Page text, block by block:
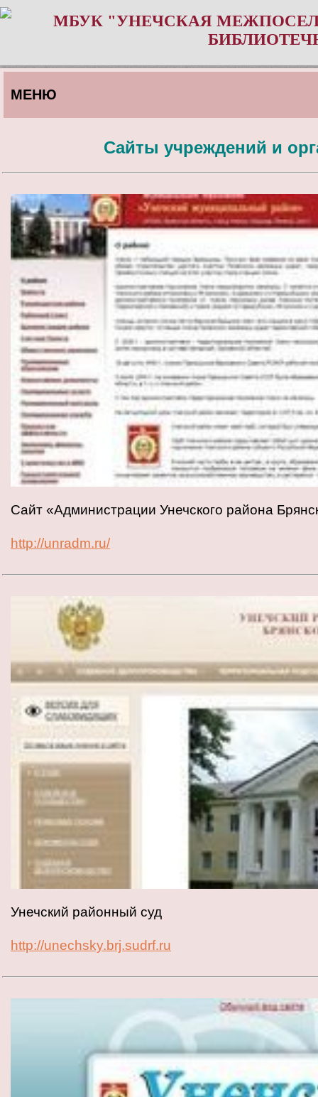
МБУК "УНЕЧСКАЯ
МЕНЮ
Сайты учреждений и
Сайт «Администрации Унечского района
http://unradm.ru/
Унечский районный суд
http://unechsky.brj.sudrf.ru